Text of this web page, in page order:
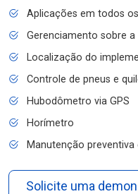
Aplicações em todos
Gerenciamento sobre
Localização do
Controle de pneus e
Hubodômetro via GPS
Horímetro
Manutenção
Solicite uma